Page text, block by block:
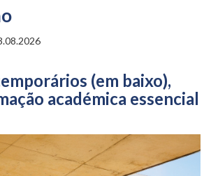
(em baixo),
académica essencial